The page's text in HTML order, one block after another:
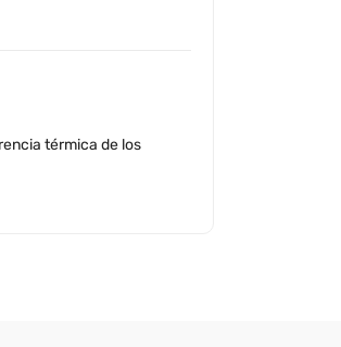
térmica de los